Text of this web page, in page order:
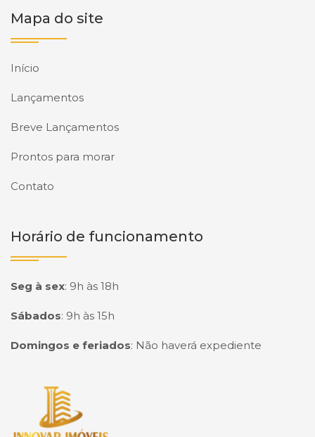
Mapa do site
Início
Lançamentos
Breve Lançamentos
Prontos para morar
Contato
Horário de funcionamento
Seg à sex: 9h às 18h
Sábados: 9h às 15h
Domingos e feriados: Não haverá expediente
Página inicial